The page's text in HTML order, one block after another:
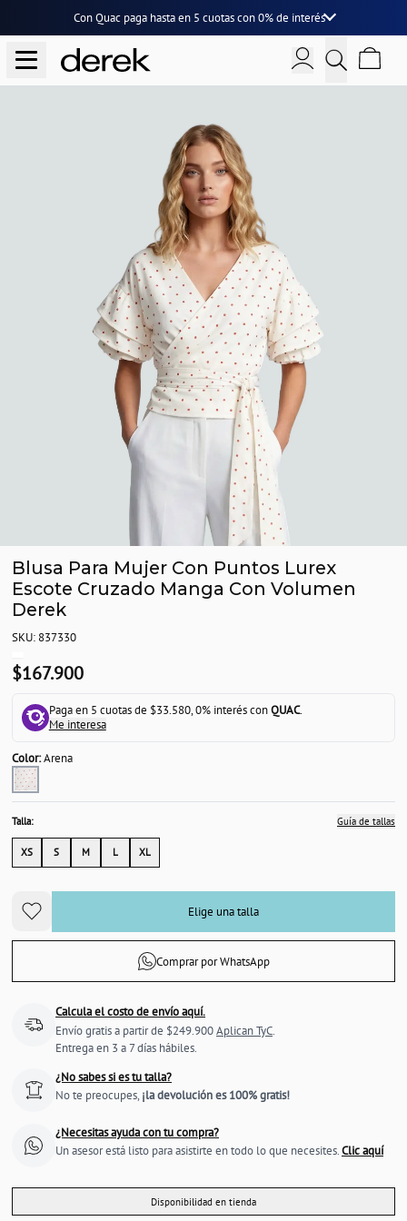
Con Quac paga hasta en 5 cuotascon0% de interés
Blusa Para Mujer Con Puntos Lurex
Escote Cruzado Manga Con Volumen
Derek
SKU: 837330
$167.900
Paga en 5 cuotas de $33.580, 0% interés conQUAC.
Me interesa
Color:Arena
Talla: Guía de tallas
XS S M L XL
Elige una talla
Comprar por WhatsApp
Calcula el costo de envío aquí.
Envío gratis a partir de $249.900Aplican TyC.
Entrega en 3 a 7 días hábiles.
¿No sabes si es tu talla?
No te preocupes, ¡la devolución es 100% gratis!
¿Necesitas ayuda con tu compra?
Un asesor está listo para asistirte en todo lo que necesites.Clic aquí
Disponibilidad en tienda